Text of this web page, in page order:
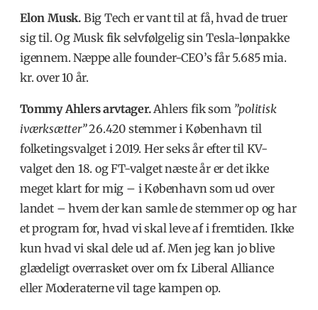
Elon Musk. Big Tech er vant til at få, hvad de truer
sig til. Og Musk fik selvfølgelig sin Tesla-lønpakke
igennem. Næppe alle founder-CEO’s får 5.685 mia.
kr. over 10 år.
Tommy Ahlers arvtager.Ahlers fik som ”politisk
iværksætter”26.420 stemmer i København til
folketingsvalget i 2019. Her seks år efter til KV-
valget den 18. og FT-valget næste år er det ikke
meget klart for mig – i København som ud over
landet – hvem der kan samle de stemmer op og har
et program for, hvad vi skal leve af i fremtiden. Ikke
kun hvad vi skal dele ud af. Men jeg kan jo blive
glædeligt overrasket over om fx Liberal Alliance
eller Moderaterne vil tage kampen op.